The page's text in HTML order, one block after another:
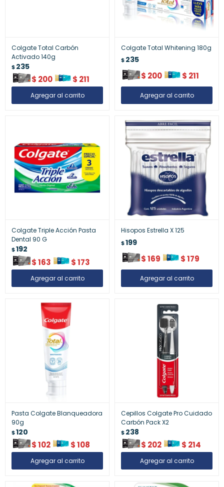
Colgate Total Carbón
Activado 140g
$235
$ 200 $ 211
Colgate Total Whitening 180g
$235
$ 200 $ 211
Colgate Triple Acción Pasta
Dental 90 G
$192
$163 $173
Hisopos Estrella X 125
$199
$169 $179
Pasta Colgate Blanqueadora
90g
$120
$102 $108
Cepillos Colgate Pro Cuidado
Carbón Pack X2
$238
$ 202 $ 214